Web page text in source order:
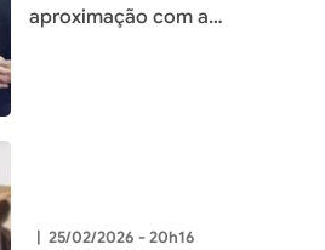
aproximação com a
| 25/02/2026 - 20h16